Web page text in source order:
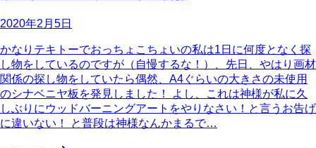
2020年2月5日
かなりテキトーでおっちょこちょいの私は1日に何度となく探
し物をしているのですが（自慢するな！）、先日、やはり画材
関係の探し物をしていたら偶然、A4ぐらいの大きさの未使用
のシナベニヤ板を発見しました！ よし、これは神様が私に久
しぶりにウッドバーニングアートをやりなさい！と言うお告げ
に違いない！ と普段は神様なんかまるで…